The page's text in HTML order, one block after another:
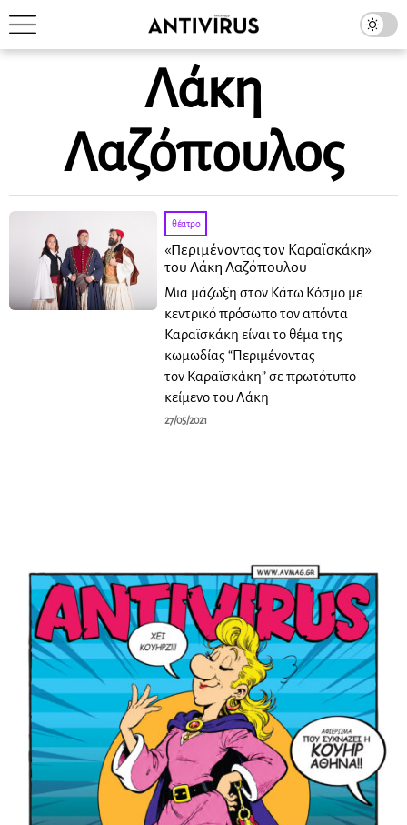
Λάκη
Λαζόπουλος
θέατρο
«Περιμένοντας τον Καραϊσκάκη»
του Λάκη Λαζόπουλου
Μια μάζωξη στον Κάτω Κόσμο με
κεντρικό πρόσωπο τον απόντα
Καραϊσκάκη είναι το θέμα της
κωμωδίας “Περιμένοντας
τον Καραϊσκάκη” σε πρωτότυπο
κείμενο του Λάκη
27/05/2021